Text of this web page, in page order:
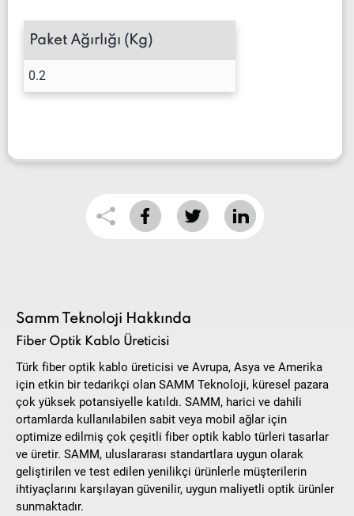
Paket Ağırlığı (Kg)
0.2
Samm Teknoloji Hakkında
Fiber Optik Kablo Üreticisi
Türk fiber optik kablo üreticisi ve Avrupa, Asya ve Amerika
için etkin bir tedarikçi olan SAMM Teknoloji, küresel pazara
çok yüksek potansiyelle katıldı. SAMM, harici ve dahili
ortamlarda kullanılabilen sabit veya mobil ağlar için
optimize edilmiş çok çeşitli fiber optik kablo türleri tasarlar
ve üretir. SAMM, uluslararası standartlara uygun olarak
geliştirilen ve test edilen yenilikçi ürünlerle müşterilerin
ihtiyaçlarını karşılayan güvenilir, uygun maliyetli optik ürünler
sunmaktadır.